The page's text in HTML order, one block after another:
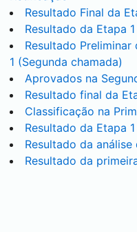
Resultado Final da
Resultado da Etapa
Resultado
1 (Segunda chamada)
Aprovados na
Resultado final da
Classificação na
Resultado da Etapa
Resultado da
Resultado da